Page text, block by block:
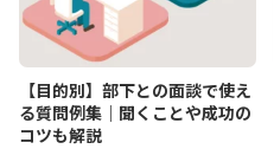
【目的別】部下との面談で使え
る質問例集｜聞くことや成功の
コツも解説